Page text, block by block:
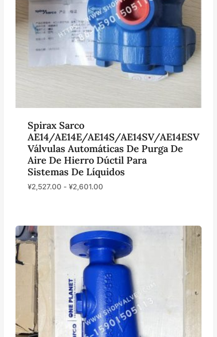
Spirax Sarco
AE14/AE14E/AE14S/AE14SV/AE14ESV
Válvulas Automáticas De Purga De
Aire De Hierro Dúctil Para
Sistemas De Líquidos
¥2,527.00 - ¥2,601.00